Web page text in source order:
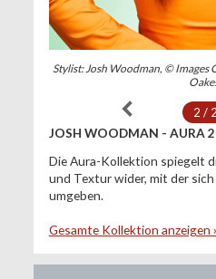
Stylist: Josh Woodman, © Images
2 /
JOSH WOODMAN - AURA
Die Aura-Kollektion spiegelt
und Textur wider, mit der
umgeben.
Gesamte Kollektion anzeigen